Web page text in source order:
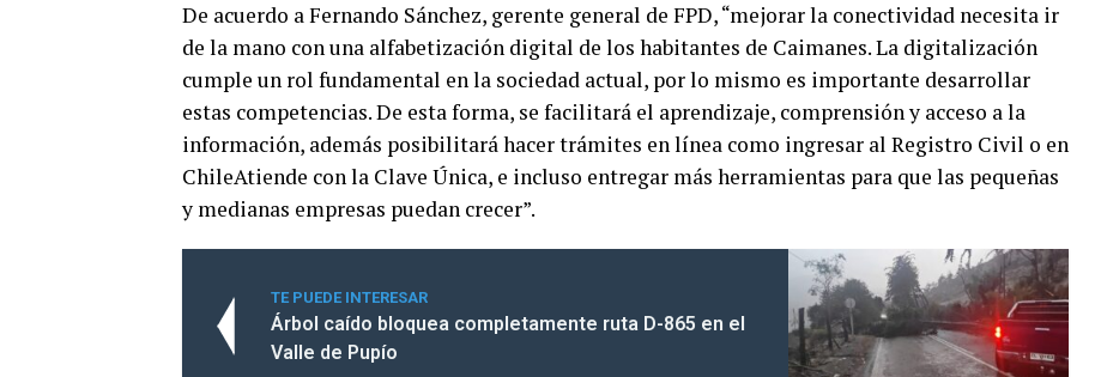
De acuerdo a Fernando Sánchez, gerente general de FPD, “mejorar la conectividad necesita ir
de la mano con una alfabetización digital de los habitantes de Caimanes. La digitalización
cumple un rol fundamental en la sociedad actual, por lo mismo es importante desarrollar
estas competencias. De esta forma, se facilitará el aprendizaje, comprensión y acceso a la
información, además posibilitará hacer trámites en línea como ingresar al Registro Civil o en
ChileAtiende con la Clave Única, e incluso entregar más herramientas para que las pequeñas
y medianas empresas puedan crecer”.
TE PUEDE INTERESAR
Árbol caído bloquea completamente ruta D-865 en el
Valle de Pupío